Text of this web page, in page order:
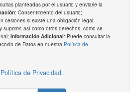
planteadas por el usuario y enviarle la
: Consentimiento del usuario;
cesiones si existe una obligación legal;
suprimir, así como otros derechos, como se
Información Adicional: Puede consultar la
de Datos en nuestra Política de
Política de Privacidad.